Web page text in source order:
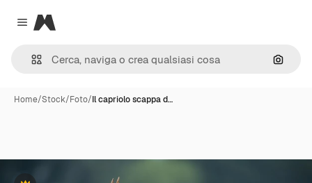
Close menu
Magnific
Cerca
Home/Stock/Foto/Il capriolo scappa d…